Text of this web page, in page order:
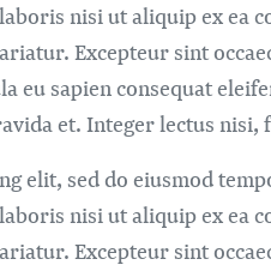
nisi ut aliquip ex ea
Excepteur sint
sapien consequat
et. Integer lectus nisi,
elit, sed do eiusmod
nisi ut aliquip ex ea
Excepteur sint